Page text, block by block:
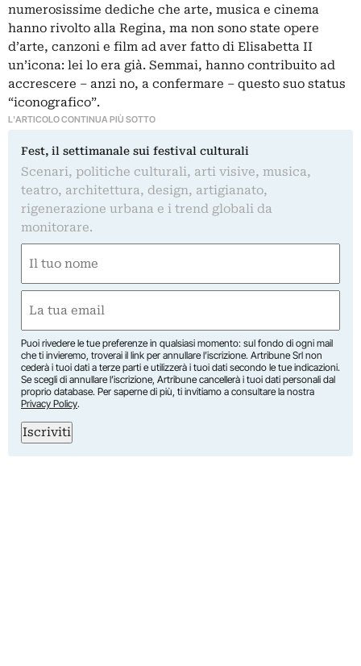
numerosissime dediche che arte, musica e cinema
hanno rivolto alla Regina, ma non sono state opere
d’arte, canzoni e film ad aver fatto di Elisabetta II
un’icona: lei lo era già. Semmai, hanno contribuito ad
accrescere – anzi no, a confermare – questo suo status
“iconografico”.
L'ARTICOLO CONTINUA PIÙ SOTTO
Fest, il settimanale sui festival culturali
Scenari, politiche culturali, arti visive, musica,
teatro, architettura, design, artigianato,
rigenerazione urbana e i trend globali da
monitorare.
(Obbligatorio)
(Obbligatorio)
Puoi rivedere le tue preferenze in qualsiasi momento: sul fondo di ogni mail
che ti invieremo, troverai il link per annullare l’iscrizione. Artribune Srl non
cederà i tuoi dati a terze parti e utilizzerà i tuoi dati secondo le tue indicazioni.
Se scegli di annullare l’iscrizione, Artribune cancellerà i tuoi dati personali dal
proprio database. Per saperne di più, ti invitiamo a consultare la nostra
Privacy Policy.
Iscriviti